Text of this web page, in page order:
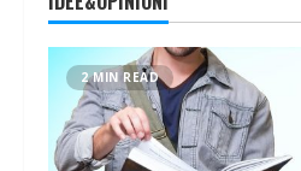
2 MIN READ